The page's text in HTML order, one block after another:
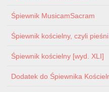
Śpiewnik MusicamSacram
Śpiewnik kościelny, czyli
Śpiewnik kościelny [wyd. XLI]
Dodatek do Śpiewnika